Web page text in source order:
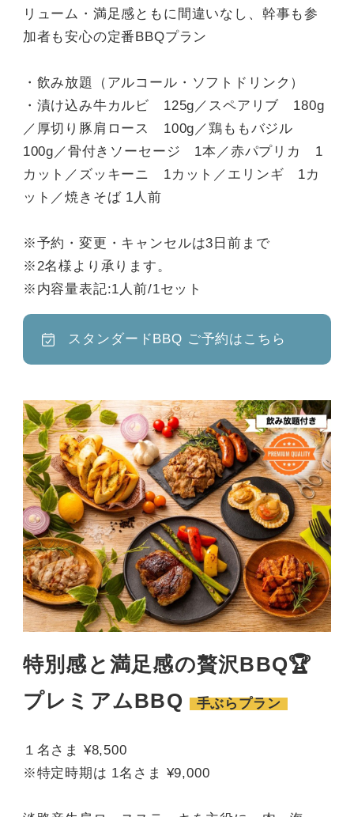
リューム・満足感ともに間違いなし、幹事も参
加者も安心の定番BBQプラン
・飲み放題（アルコール・ソフトドリンク）
・漬け込み牛カルビ 125g／スペアリブ 180g
／厚切り豚肩ロース 100g／鶏ももバジル
100g／骨付きソーセージ 1本／赤パプリカ 1
カット／ズッキーニ 1カット／エリンギ 1カ
ット／焼きそば 1人前
※予約・変更・キャンセルは3日前まで
※2名様より承ります。
※内容量表記:1人前/1セット
スタンダードBBQ ご予約はこちら
特別感と満足感の贅沢BBQ🏆
プレミアムBBQ 手ぶらプラン
１名さま ¥8,500
※特定時期は 1名さま ¥9,000